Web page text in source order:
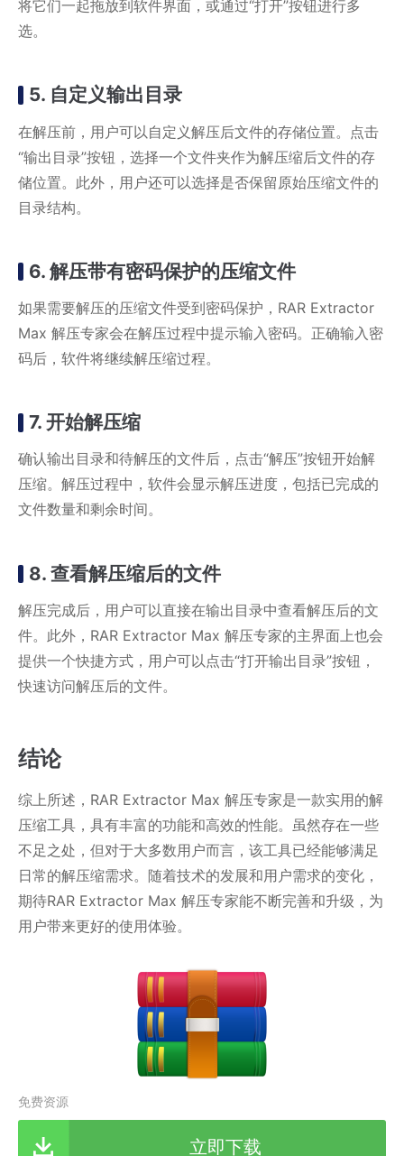
将它们一起拖放到软件界面，或通过“打开”按钮进行多
选。
5. 自定义输出目录
在解压前，用户可以自定义解压后文件的存储位置。点击
“输出目录”按钮，选择一个文件夹作为解压缩后文件的存
储位置。此外，用户还可以选择是否保留原始压缩文件的
目录结构。
6. 解压带有密码保护的压缩文件
如果需要解压的压缩文件受到密码保护，RAR Extractor
Max 解压专家会在解压过程中提示输入密码。正确输入密
码后，软件将继续解压缩过程。
7. 开始解压缩
确认输出目录和待解压的文件后，点击“解压”按钮开始解
压缩。解压过程中，软件会显示解压进度，包括已完成的
文件数量和剩余时间。
8. 查看解压缩后的文件
解压完成后，用户可以直接在输出目录中查看解压后的文
件。此外，RAR Extractor Max 解压专家的主界面上也会
提供一个快捷方式，用户可以点击“打开输出目录”按钮，
快速访问解压后的文件。
结论
综上所述，RAR Extractor Max 解压专家是一款实用的解
压缩工具，具有丰富的功能和高效的性能。虽然存在一些
不足之处，但对于大多数用户而言，该工具已经能够满足
日常的解压缩需求。随着技术的发展和用户需求的变化，
期待RAR Extractor Max 解压专家能不断完善和升级，为
用户带来更好的使用体验。
免费资源
立即下载